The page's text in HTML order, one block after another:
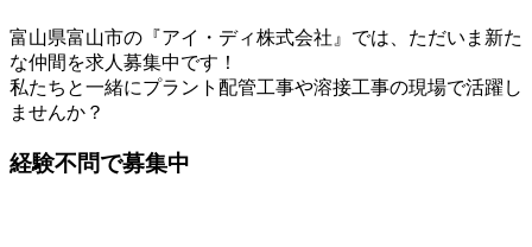
富山県富山市の『アイ・ディ株式会社』では、ただいま新た
な仲間を求人募集中です！
私たちと一緒にプラント配管工事や溶接工事の現場で活躍し
ませんか？
経験不問で募集中